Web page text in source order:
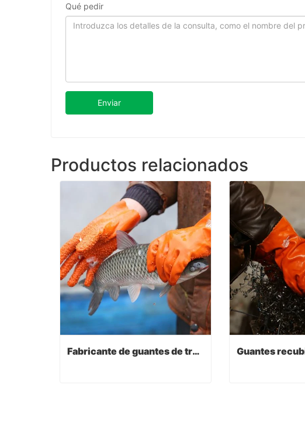
Qué pedir
Enviar
Productos relacionados
Fabricante de guantes de trabajo